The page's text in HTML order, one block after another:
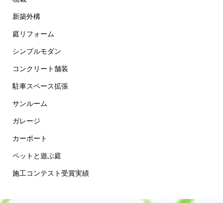
新築外構
庭リフォーム
シンプルモダン
コンクリート舗装
駐車スペース拡張
サンルーム
ガレージ
カーポート
ペットと遊ぶ庭
施工コンテスト受賞実績